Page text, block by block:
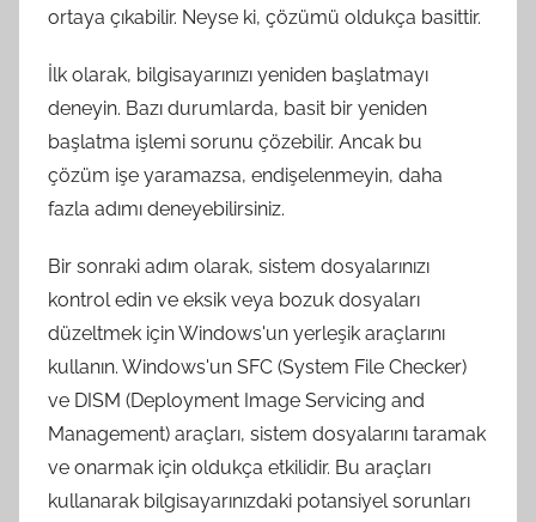
ortaya çıkabilir. Neyse ki, çözümü oldukça basittir.
İlk olarak, bilgisayarınızı yeniden başlatmayı
deneyin. Bazı durumlarda, basit bir yeniden
başlatma işlemi sorunu çözebilir. Ancak bu
çözüm işe yaramazsa, endişelenmeyin, daha
fazla adımı deneyebilirsiniz.
Bir sonraki adım olarak, sistem dosyalarınızı
kontrol edin ve eksik veya bozuk dosyaları
düzeltmek için Windows'un yerleşik araçlarını
kullanın. Windows'un SFC (System File Checker)
ve DISM (Deployment Image Servicing and
Management) araçları, sistem dosyalarını taramak
ve onarmak için oldukça etkilidir. Bu araçları
kullanarak bilgisayarınızdaki potansiyel sorunları